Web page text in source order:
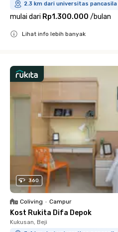
2.3 km dari universitas pancasila
mulai dari Rp1.300.000 /bulan
Lihat info lebih banyak
360
Coliving • Campur
Kost Rukita Difa Depok
Kukusan, Beji